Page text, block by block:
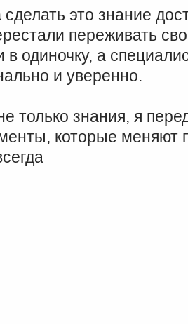
сделать это знание
переживать
в одиночку, а
и уверенно.
только знания, я
которые меняют